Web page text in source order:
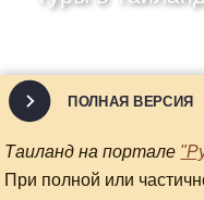
ПОЛНАЯ ВЕРСИЯ
Таиланд на портале
При полной или